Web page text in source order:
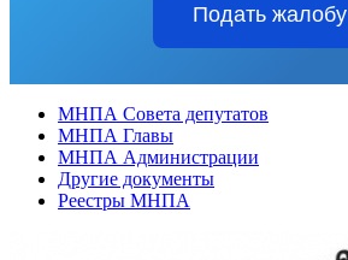
Подать жалобу
МНПА Совета депутатов
МНПА Главы
МНПА Администрации
Другие документы
Реестры МНПА